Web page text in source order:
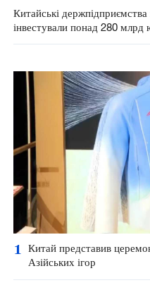
Китайські
інвестували понад 280 млрд
1
Китай представив
Азійських ігор